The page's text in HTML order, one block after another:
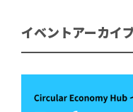
イベントアーカイ